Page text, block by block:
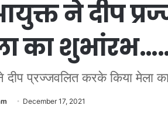
ने दीप
का
प्रज्जवलित करके किया मेला
December 17, 2021